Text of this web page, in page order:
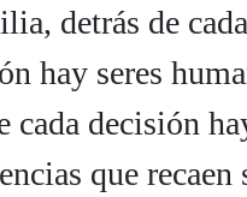
detrás de cada
hay seres
cada decisión
que recaen